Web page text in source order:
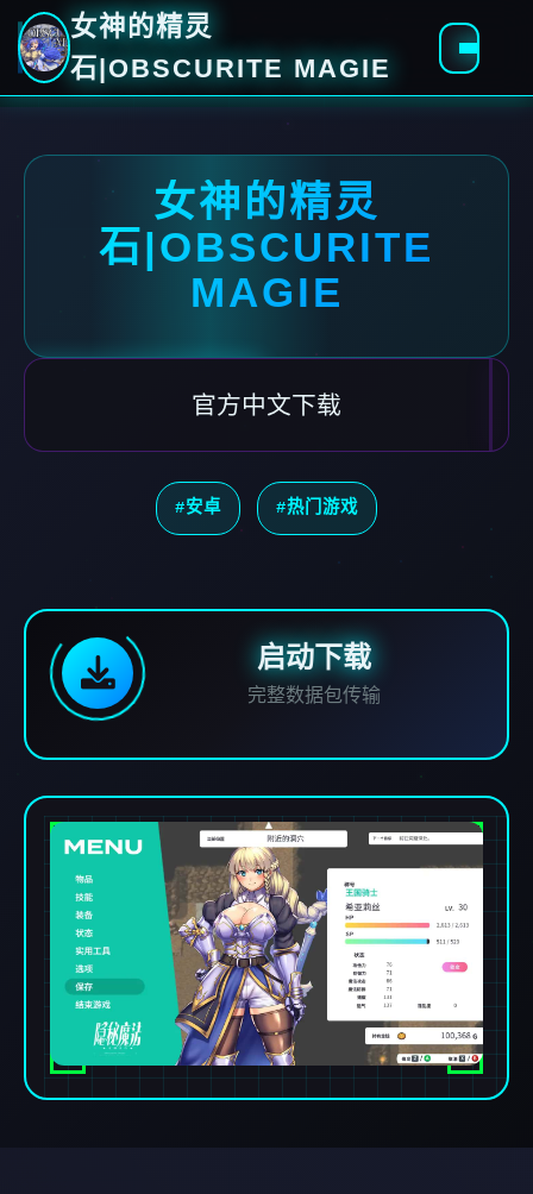
女神的精灵
石|OBSCURITE MAGIE
女神的精灵
石|OBSCURITE
MAGIE
官方中文下载
#安卓 #热门游戏
启动下载
完整数据包传输